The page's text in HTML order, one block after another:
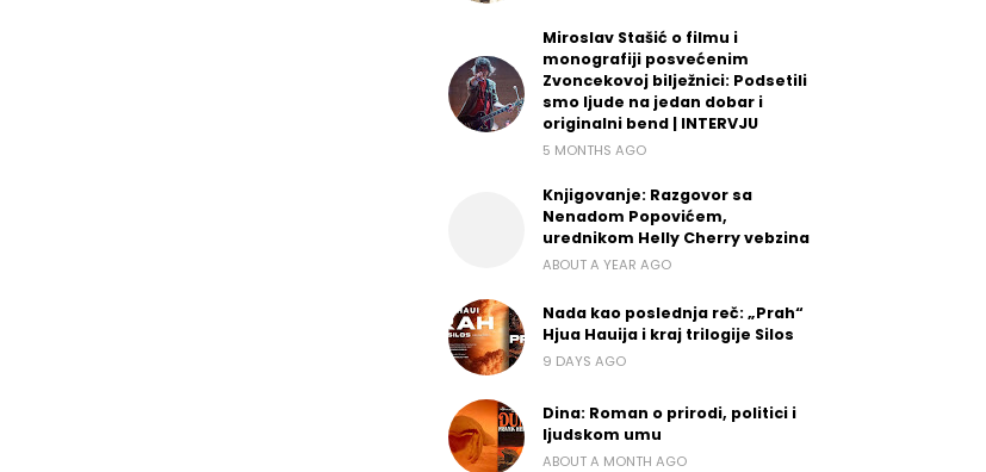
Miroslav Stašić o filmu i
monografiji posvećenim
Zvoncekovoj bilježnici: Podsetili
smo ljude na jedan dobar i
originalni bend | INTERVJU
5 MONTHS AGO
Knjigovanje: Razgovor sa
Nenadom Popovićem,
urednikom Helly Cherry vebzina
ABOUT A YEAR AGO
Nada kao poslednja reč: „Prah“
Hjua Hauija i kraj trilogije Silos
9 DAYS AGO
Dina: Roman o prirodi, politici i
ljudskom umu
ABOUT A MONTH AGO